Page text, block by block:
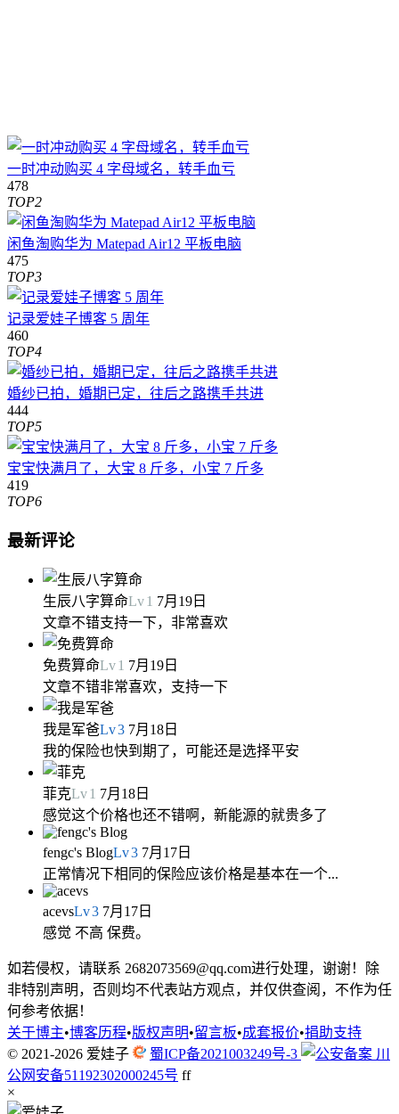
一时冲动购买 4 字母域名，转手血亏
478
TOP2
闲鱼淘购华为 Matepad Air12 平板电脑
475
TOP3
记录爱娃子博客 5 周年
460
TOP4
婚纱已拍，婚期已定，往后之路携手共进
444
TOP5
宝宝快满月了，大宝 8 斤多，小宝 7 斤多
419
TOP6
最新评论
生辰八字算命Lv1 7月19日
文章不错支持一下，非常喜欢
免费算命Lv1 7月19日
文章不错非常喜欢，支持一下
我是军爸Lv3 7月18日
我的保险也快到期了，可能还是选择平安
菲克Lv1 7月18日
感觉这个价格也还不错啊，新能源的就贵多了
fengc's BlogLv3 7月17日
正常情况下相同的保险应该价格是基本在一个...
acevsLv3 7月17日
感觉 不高 保费。
如若侵权，请联系 2682073569@qq.com进行处理，谢谢！除
非特别声明，否则均不代表站方观点，并仅供查阅，不作为任
何参考依据！
关于博主•博客历程•版权声明•留言板•成套报价•捐助支持
© 2021-2026 爱娃子 蜀ICP备2021003249号-3
川
公网安备51192302000245号 ff
×